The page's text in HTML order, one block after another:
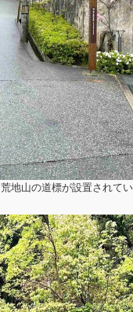
地山の道標が設置されて